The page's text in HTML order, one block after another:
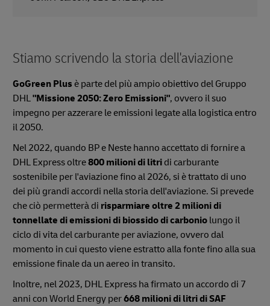
Stiamo scrivendo la storia dell'aviazione
GoGreen Plus è parte del più ampio obiettivo del Gruppo
DHL"Missione 2050: Zero Emissioni", ovvero il suo
impegno per azzerare le emissioni legate alla logistica entro
il 2050.
Nel 2022, quando BP e Neste hanno accettato di fornire a
DHL Express oltre800 milioni di litri di carburante
sostenibile per l'aviazione fino al 2026, si è trattato di uno
dei più grandi accordi nella storia dell'aviazione. Si prevede
che ciò permetterà di risparmiare oltre 2 milioni di
tonnellate di emissioni di biossido di carbonio lungo il
ciclo di vita del carburante per aviazione, ovvero dal
momento in cui questo viene estratto alla fonte fino alla sua
emissione finale da un aereo in transito.
Inoltre, nel 2023, DHL Express ha firmato un accordo di 7
anni con World Energy per668 milioni di litri di SAF